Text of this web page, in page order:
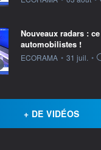
Nouveaux radars :
automobilistes !
information fournie par
ECORAMA • 31 juil. •
+ DE VIDÉOS